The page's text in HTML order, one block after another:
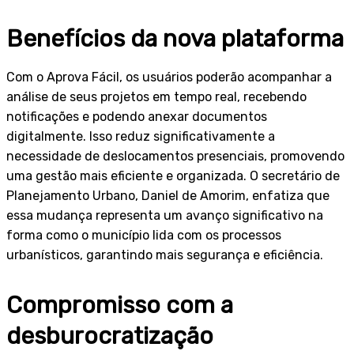
Benefícios da nova plataforma
Com o Aprova Fácil, os usuários poderão acompanhar a
análise de seus projetos em tempo real, recebendo
notificações e podendo anexar documentos
digitalmente. Isso reduz significativamente a
necessidade de deslocamentos presenciais, promovendo
uma gestão mais eficiente e organizada. O secretário de
Planejamento Urbano, Daniel de Amorim, enfatiza que
essa mudança representa um avanço significativo na
forma como o município lida com os processos
urbanísticos, garantindo mais segurança e eficiência.
Compromisso com a
desburocratização